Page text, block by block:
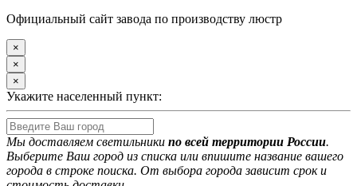
Официальный сайт завода по производству люстр
×
×
×
Укажите населенный пункт:
Мы доставляем светильники по всей территории России.
Выберите Ваш город из списка или впишите название вашего
города в строке поиска. От выбора города зависит срок и